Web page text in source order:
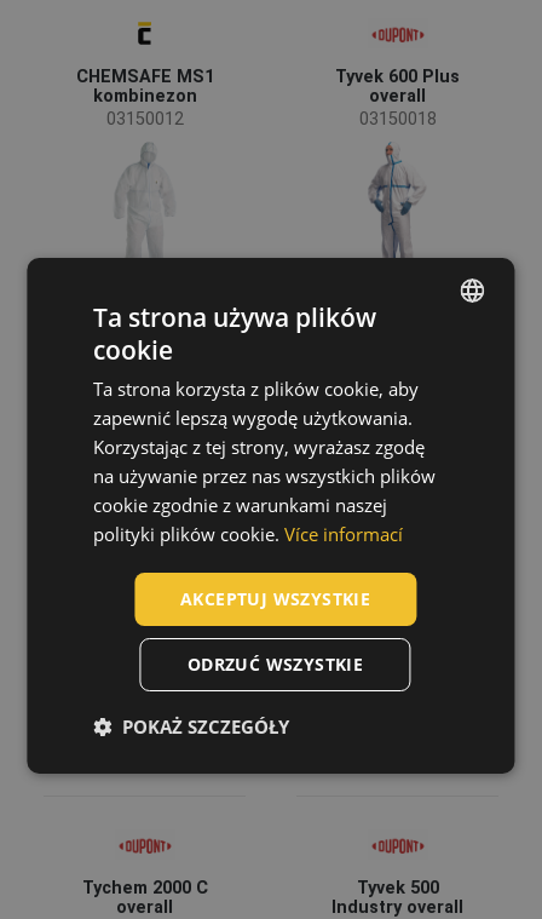
CHEMSAFE MS1
kombinezon
03150012
Tyvek 600 Plus
overall
03150018
CHEMSAFE COOL
kombinezon
03150104
Tyvek 400 Dual
overall
03150041
Tychem 2000 C
overall
Tyvek 500
Industry overall
CZECH
HUNGARIAN
SLOVAK
DUTCH
LATVIAN
Ta strona używa plików
cookie
Ta strona korzysta z plików cookie, aby
zapewnić lepszą wygodę użytkowania.
Korzystając z tej strony, wyrażasz zgodę
na używanie przez nas wszystkich plików
cookie zgodnie z warunkami naszej
polityki plików cookie. Více informací
AKCEPTUJ WSZYSTKIE
ODRZUĆ WSZYSTKIE
POKAŻ SZCZEGÓŁY